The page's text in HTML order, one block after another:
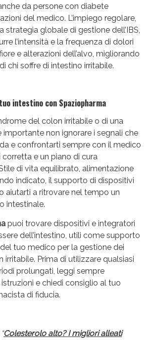
da persone con diabete
del medico. L’impiego regolare,
strategia globale di gestione dell’IBS,
l’intensità e la frequenza di dolori
e alterazioni dell’alvo, migliorando
chi soffre di intestino irritabile.
intestino con Spaziopharma
del colon irritabile o di una
importante non ignorare i segnali che
e confrontarti sempre con il medico
corretta e un piano di cura
di vita equilibrato, alimentazione
indicato, il supporto di dispositivi
aiutarti a ritrovare nel tempo un
intestinale.
puoi trovare dispositivi e integratori
dell’intestino, utili come supporto
tuo medico per la gestione dei
irritabile. Prima di utilizzare qualsiasi
prolungati, leggi sempre
e chiedi consiglio al tuo
di fiducia.
Colesterolo alto? I migliori alleati